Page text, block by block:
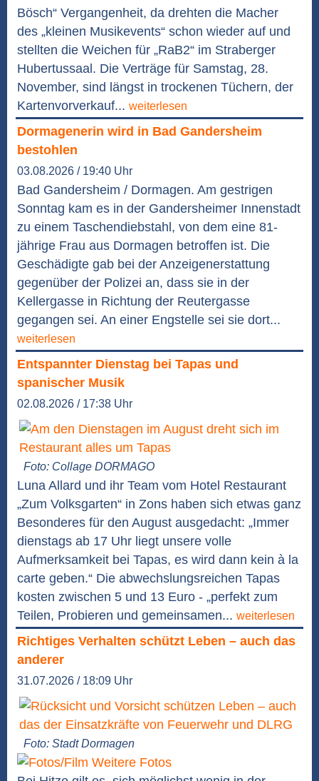
Bösch“ Vergangenheit, da drehten die Macher
des „kleinen Musikevents“ schon wieder auf und
stellten die Weichen für „RaB2“ im Straberger
Hubertussaal. Die Verträge für Samstag, 28.
November, sind längst in trockenen Tüchern, der
Kartenvorverkauf... weiterlesen
Dormagenerin wird in Bad Gandersheim
bestohlen
03.08.2026 / 19:40 Uhr
Bad Gandersheim / Dormagen. Am gestrigen
Sonntag kam es in der Gandersheimer Innenstadt
zu einem Taschendiebstahl, von dem eine 81-
jährige Frau aus Dormagen betroffen ist. Die
Geschädigte gab bei der Anzeigenerstattung
gegenüber der Polizei an, dass sie in der
Kellergasse in Richtung der Reutergasse
gegangen sei. An einer Engstelle sei sie dort...
weiterlesen
Entspannter Dienstag bei Tapas und
spanischer Musik
02.08.2026 / 17:38 Uhr
Foto: Collage DORMAGO
Luna Allard und ihr Team vom Hotel Restaurant
„Zum Volksgarten“ in Zons haben sich etwas ganz
Besonderes für den August ausgedacht: „Immer
dienstags ab 17 Uhr liegt unsere volle
Aufmerksamkeit bei Tapas, es wird dann kein à la
carte geben.“ Die abwechslungsreichen Tapas
kosten zwischen 5 und 13 Euro - „perfekt zum
Teilen, Probieren und gemeinsamen... weiterlesen
Richtiges Verhalten schützt Leben – auch das
anderer
31.07.2026 / 18:09 Uhr
Foto: Stadt Dormagen
Weitere Fotos